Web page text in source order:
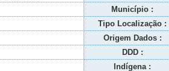
Município :
Tipo Localização :
Origem Dados :
DDD :
Indígena :